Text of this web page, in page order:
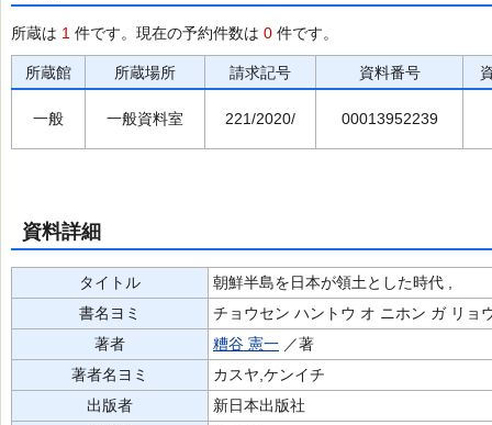
所蔵は 1 件です。現在の予約件数は 0 件です。
所蔵館 所蔵場所 請求記号 資料番号
一般 一般資料室 221/2020/ 00013952239
資料詳細
タイトル
朝鮮半島を日本が領土とした時代 ,
書名ヨミ
チョウセン ハントウ オ ニホン ガ リョ
著者
糟谷 憲一 ／著
著者名ヨミ
カスヤ,ケンイチ
出版者
新日本出版社